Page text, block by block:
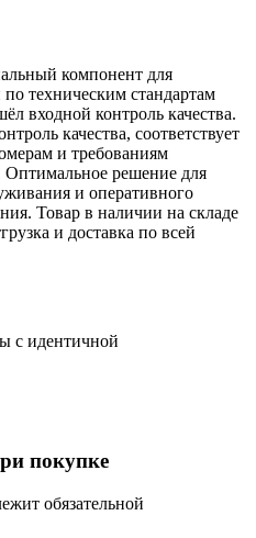
компонент для
техническим стандартам
входной контроль качества.
качества, соответствует
и требованиям
решение для
и оперативного
Товар в наличии на складе
и доставка по всей
с идентичной
покупке
обязательной